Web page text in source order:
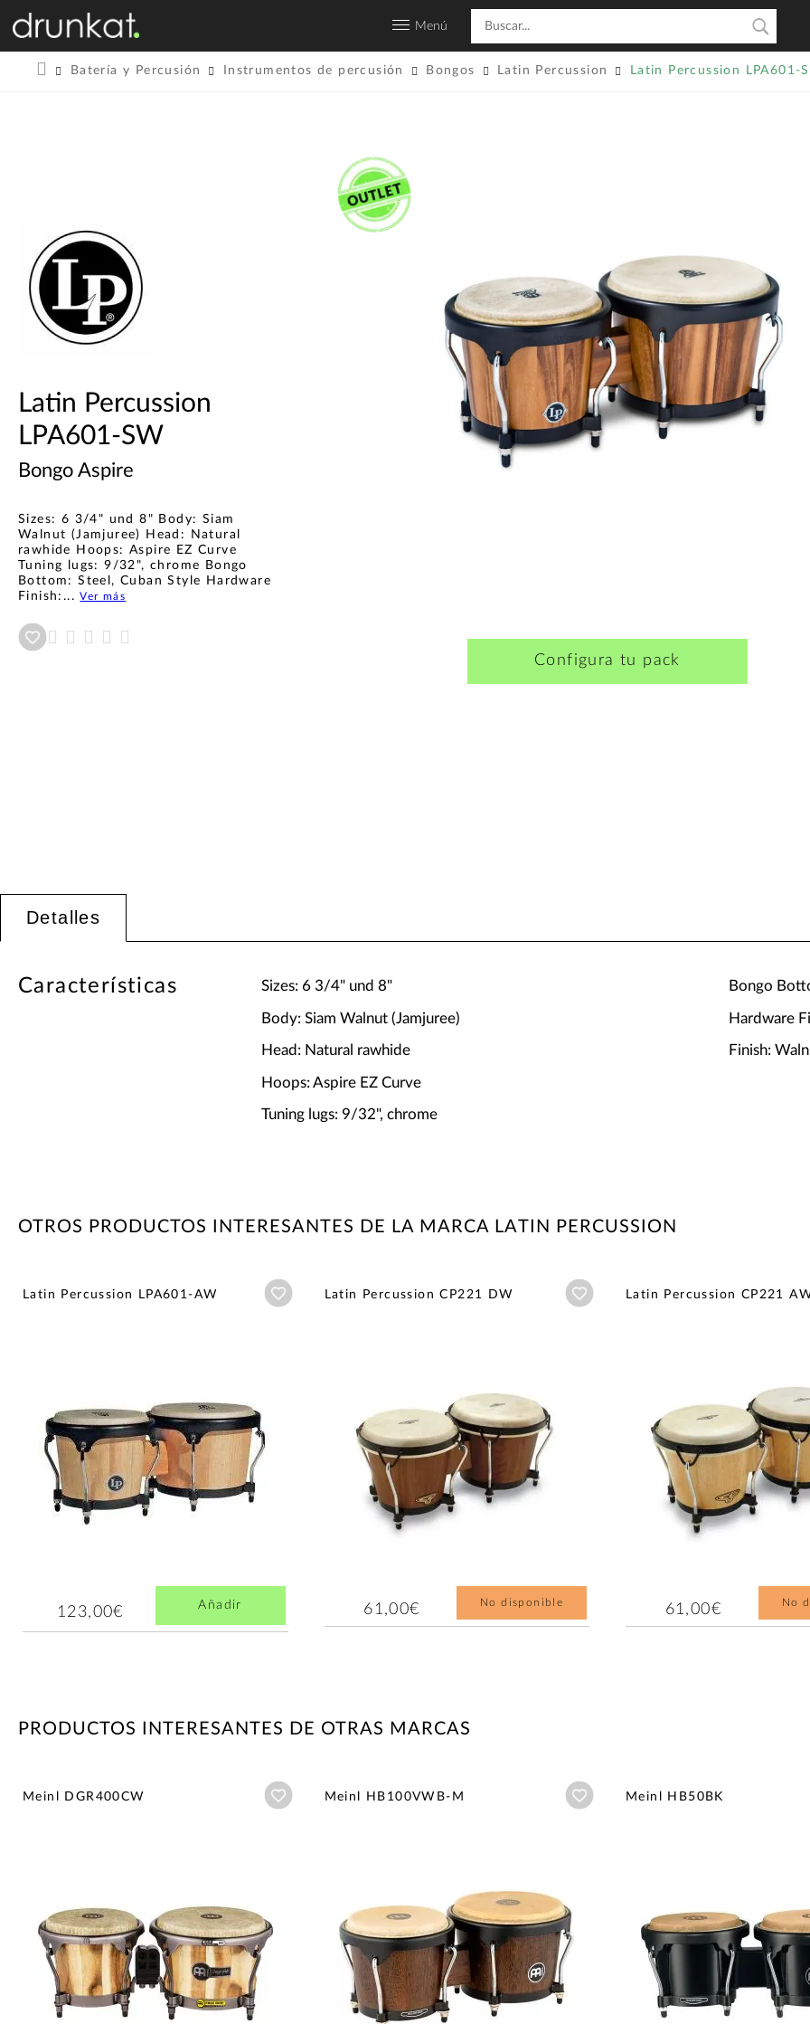
Menú
Batería y Percusión Instrumentos de percusión Bongos Latin Percussion Latin Percussion LPA601-
Latin Percussion
LPA601-SW
Bongo Aspire
Sizes: 6 3/4" und 8" Body: Siam
Walnut (Jamjuree) Head: Natural
rawhide Hoops: Aspire EZ Curve
Tuning lugs: 9/32", chrome Bongo
Bottom: Steel, Cuban Style Hardware
Finish:...Ver más
Configura tu pack
Detalles
Características Sizes: 6 3/4" und 8"
Body: Siam Walnut (Jamjuree)
Head: Natural rawhide
Hoops: Aspire EZ Curve
Tuning lugs: 9/32", chrome
Bongo
Hardware
Finish:
OTROS PRODUCTOS INTERESANTES DE LA MARCA LATIN PERCUSSION
Latin Percussion LPA601-AW Añadir a wishlist
123,00€ Añadir
Latin Percussion CP221 DW Añadir a wishlist
61,00€ No disponible
Latin Percussion CP221
61,00€ No
PRODUCTOS INTERESANTES DE OTRAS MARCAS
Meinl DGR400CW Añadir a wishlist
Meinl HB100VWB-M Añadir a wishlist
Meinl HB50BK